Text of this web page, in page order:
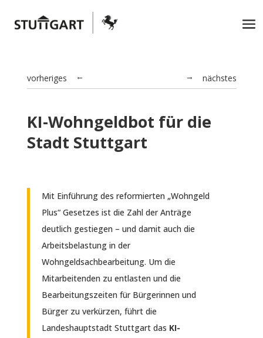
← nächstes
vorheriges →
KI-Wohngeldbot für die
Stadt Stuttgart
Mit Einführung des reformierten „Wohngeld
Plus“ Gesetzes ist die Zahl der Anträge
deutlich gestiegen – und damit auch die
Arbeitsbelastung in der
Wohngeldsachbearbeitung. Um die
Mitarbeitenden zu entlasten und die
Bearbeitungszeiten für Bürgerinnen und
Bürger zu verkürzen, führt die
Landeshauptstadt Stuttgart das KI-